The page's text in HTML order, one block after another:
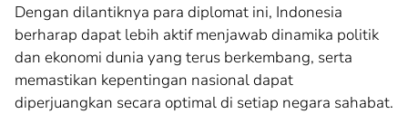
Dengan dilantiknya para diplomat ini, Indonesia
berharap dapat lebih aktif menjawab dinamika politik
dan ekonomi dunia yang terus berkembang, serta
memastikan kepentingan nasional dapat
diperjuangkan secara optimal di setiap negara sahabat.